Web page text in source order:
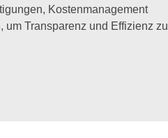
Kostenmanagement
um Transparenz und Effizienz zu